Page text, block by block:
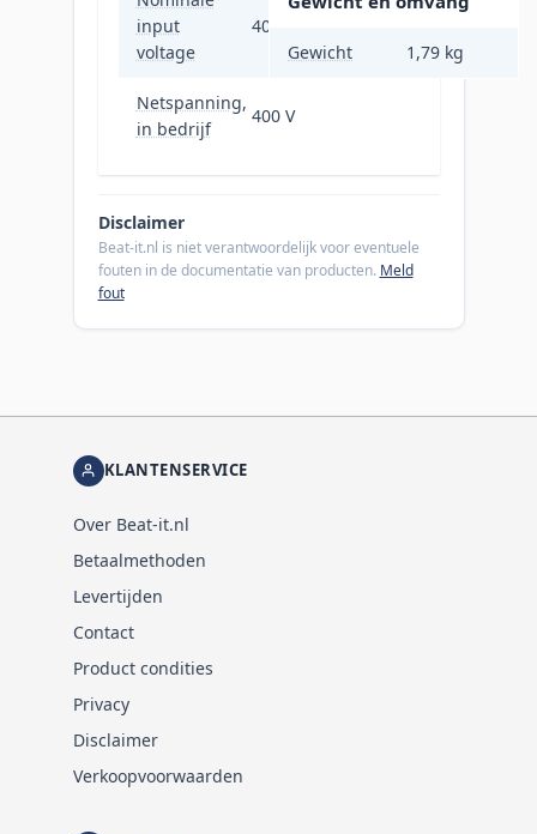
input
voltage
400 V
Netspanning,
in bedrijf
400 V
Gewicht 1,79 kg
Disclaimer
Beat-it.nl is niet verantwoordelijk voor eventuele
fouten in de documentatie van producten. Meld
fout
KLANTENSERVICE
Over Beat-it.nl
Betaalmethoden
Levertijden
Contact
Product condities
Privacy
Disclaimer
Verkoopvoorwaarden